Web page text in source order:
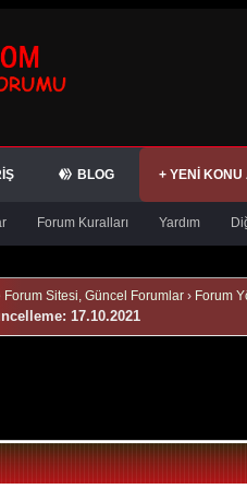
BLOG + YENI KONU
Forum Kuralları Yardım
Forum Sitesi, Güncel Forumlar › Forum
17.10.2021